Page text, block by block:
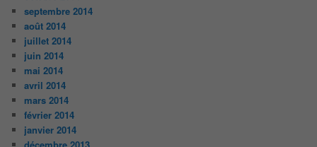
septembre 2014
août 2014
juillet 2014
juin 2014
mai 2014
avril 2014
mars 2014
février 2014
janvier 2014